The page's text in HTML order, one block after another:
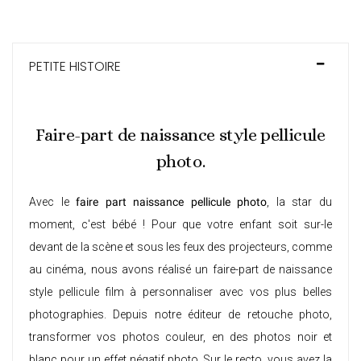
PETITE HISTOIRE
Faire-part de naissance style pellicule
photo.
Avec lefaire part naissance pellicule photo , la star du
moment, c'est bébé ! Pour que votre enfant soit sur-le
devant de la scène et sous les feux des projecteurs, comme
au cinéma, nous avons réalisé un faire-part de naissance
style pellicule film à personnaliser avec vos plus belles
photographies. Depuis notre éditeur de retouche photo,
transformer vos photos couleur, en des photos noir et